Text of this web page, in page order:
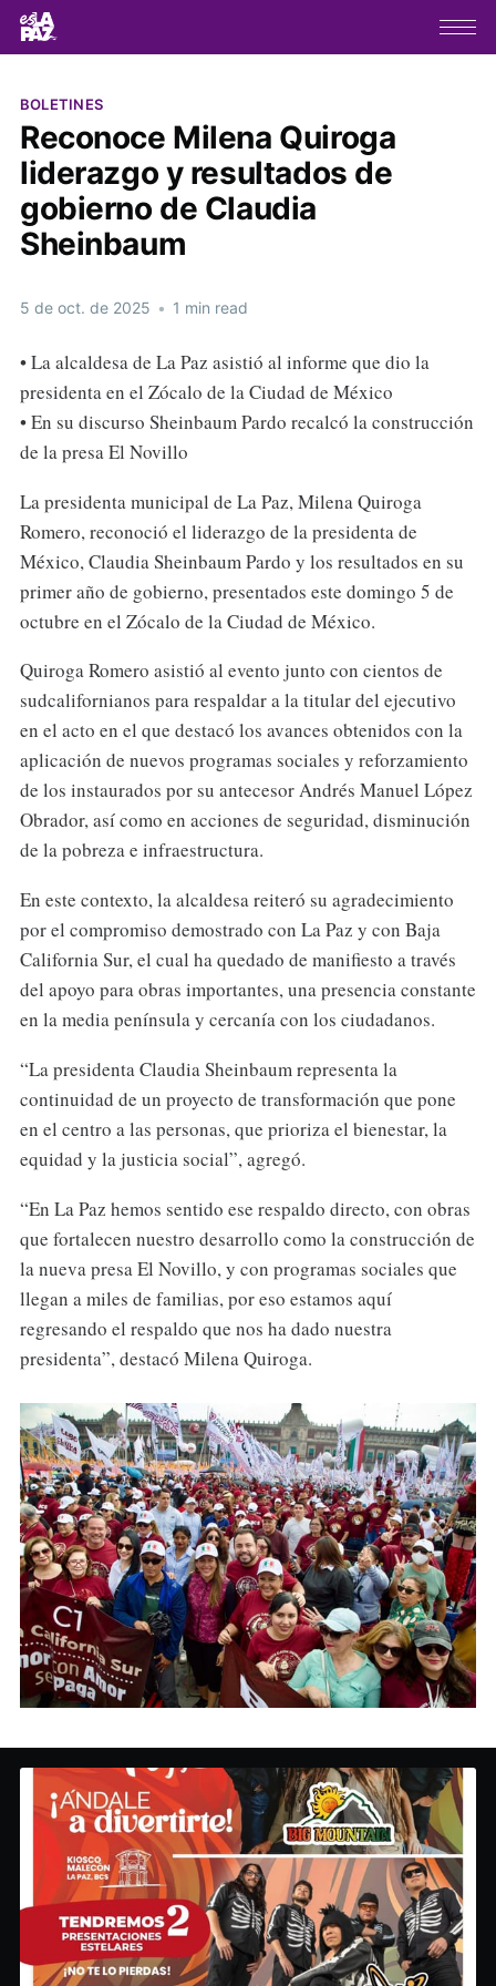
BOLETINES
Reconoce Milena Quiroga
liderazgo y resultados de
gobierno de Claudia
Sheinbaum
5 de oct. de 2025 • 1 min read
• La alcaldesa de La Paz asistió al informe que dio la
presidenta en el Zócalo de la Ciudad de México
• En su discurso Sheinbaum Pardo recalcó la construcción
de la presa El Novillo
La presidenta municipal de La Paz, Milena Quiroga
Romero, reconoció el liderazgo de la presidenta de
México, Claudia Sheinbaum Pardo y los resultados en su
primer año de gobierno, presentados este domingo 5 de
octubre en el Zócalo de la Ciudad de México.
Quiroga Romero asistió al evento junto con cientos de
sudcalifornianos para respaldar a la titular del ejecutivo
en el acto en el que destacó los avances obtenidos con la
aplicación de nuevos programas sociales y reforzamiento
de los instaurados por su antecesor Andrés Manuel López
Obrador, así como en acciones de seguridad, disminución
de la pobreza e infraestructura.
En este contexto, la alcaldesa reiteró su agradecimiento
por el compromiso demostrado con La Paz y con Baja
California Sur, el cual ha quedado de manifiesto a través
del apoyo para obras importantes, una presencia constante
en la media península y cercanía con los ciudadanos.
“La presidenta Claudia Sheinbaum representa la
continuidad de un proyecto de transformación que pone
en el centro a las personas, que prioriza el bienestar, la
equidad y la justicia social”, agregó.
“En La Paz hemos sentido ese respaldo directo, con obras
que fortalecen nuestro desarrollo como la construcción de
la nueva presa El Novillo, y con programas sociales que
llegan a miles de familias, por eso estamos aquí
regresando el respaldo que nos ha dado nuestra
presidenta”, destacó Milena Quiroga.